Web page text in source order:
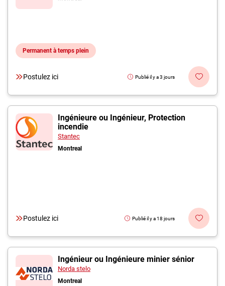
Permanent à temps plein
Postulez ici Publié il y a 3 jours
Ingénieure ou Ingénieur, Protection
incendie
Stantec
Montreal
Postulez ici Publié il y a 18 jours
Ingénieur ou Ingénieure minier sénior
Norda stelo
Montreal